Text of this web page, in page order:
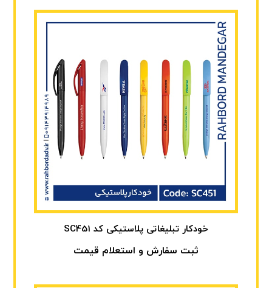
خودکار تبلیغاتی پلاستیکی کد SC451
ثبت سفارش و استعلام قیمت